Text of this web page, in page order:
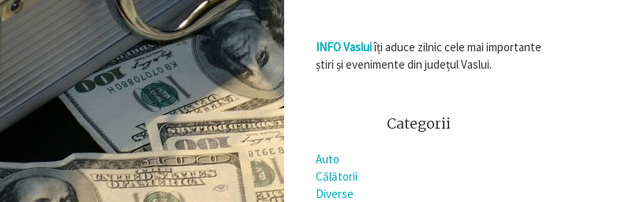
INFO Vasluiîți aduce zilnic cele mai importante
știri și evenimente din județul Vaslui.
Categorii
Auto
Călătorii
Diverse